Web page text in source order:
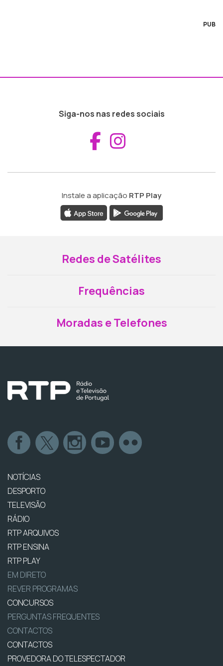
PUB
Siga-nos nas redes sociais
Aceder ao
Instale a aplicação RTP Play
Redes de Satélites
Frequências
Moradas e Telefones
NOTÍCIAS
DESPORTO
TELEVISÃO
RÁDIO
RTP ARQUIVOS
RTP ENSINA
RTP PLAY
EM DIRETO
REVER PROGRAMAS
CONCURSOS
PERGUNTAS FREQUENTES
CONTACTOS
CONTACTOS
PROVEDORA DO TELESPECTADOR